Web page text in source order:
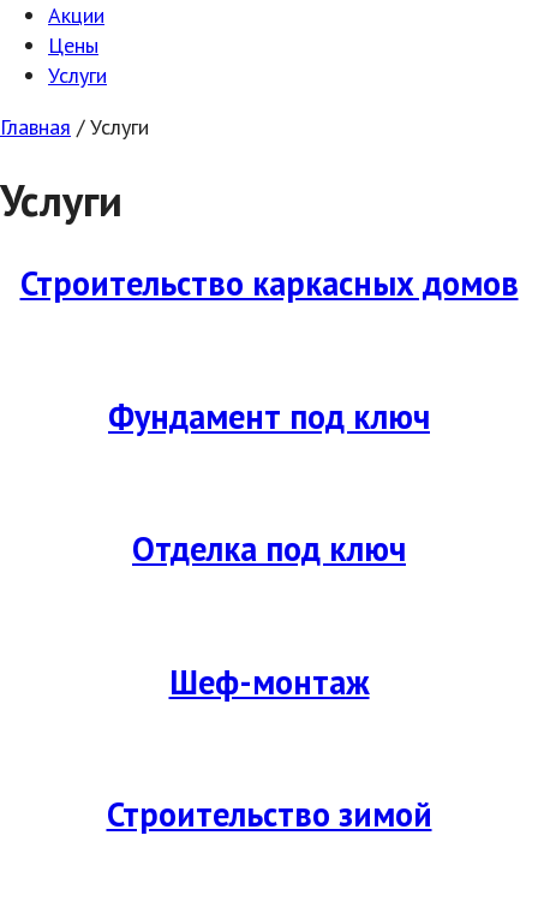
Акции
Цены
Услуги
Главная /Услуги
Услуги
Строительство каркасных домов
Фундамент под ключ
Отделка под ключ
Шеф-монтаж
Строительство зимой